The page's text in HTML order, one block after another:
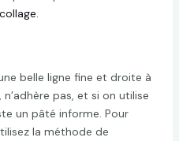
belle ligne fine et droite à
pas, et si on utilise
un pâté informe. Pour
la méthode de